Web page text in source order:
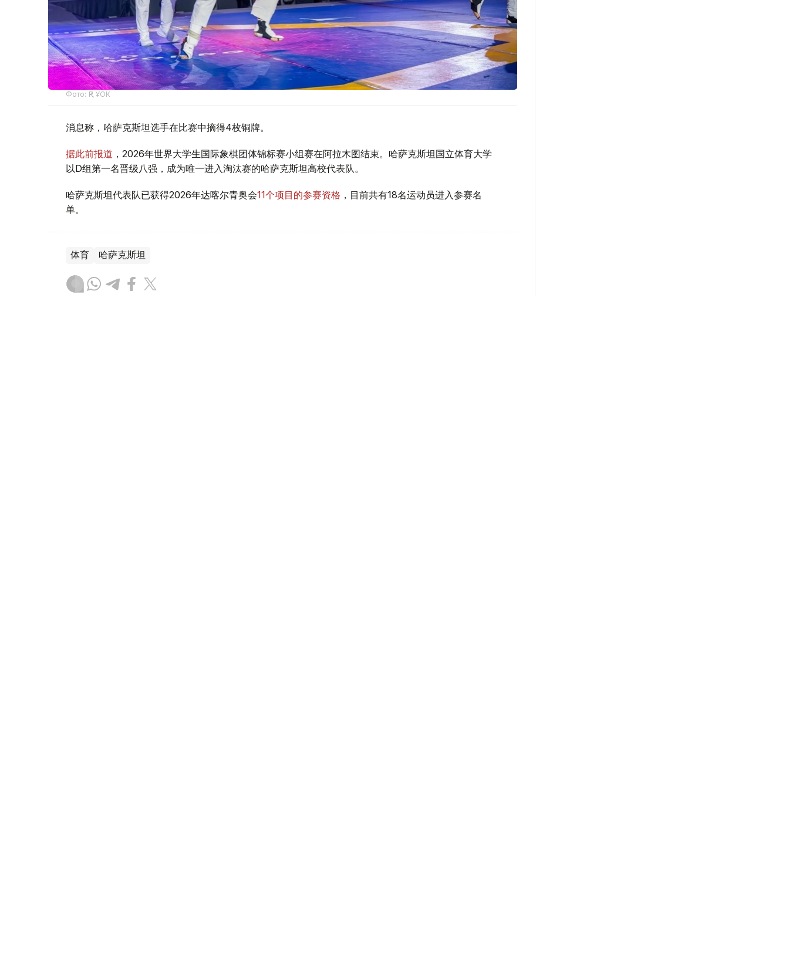
Фото: ҚР ҰОК
消息称，哈萨克斯坦选手在比赛中摘得4枚铜牌。
据此前报道 ，2026年世界大学生国际象棋团体锦标赛小组赛在阿拉木图结束。哈萨克斯坦国立体育大学
以D组第一名晋级八强，成为唯一进入淘汰赛的哈萨克斯坦高校代表队。
哈萨克斯坦代表队已获得2026年达喀尔青奥会11个项目的参赛资格 ，目前共有18名运动员进入参赛名
单。
体育 哈萨克斯坦